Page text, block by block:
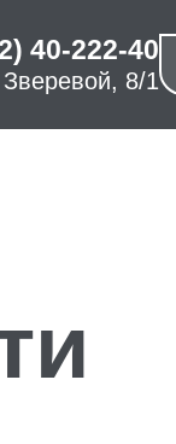
40-222-40
8/1